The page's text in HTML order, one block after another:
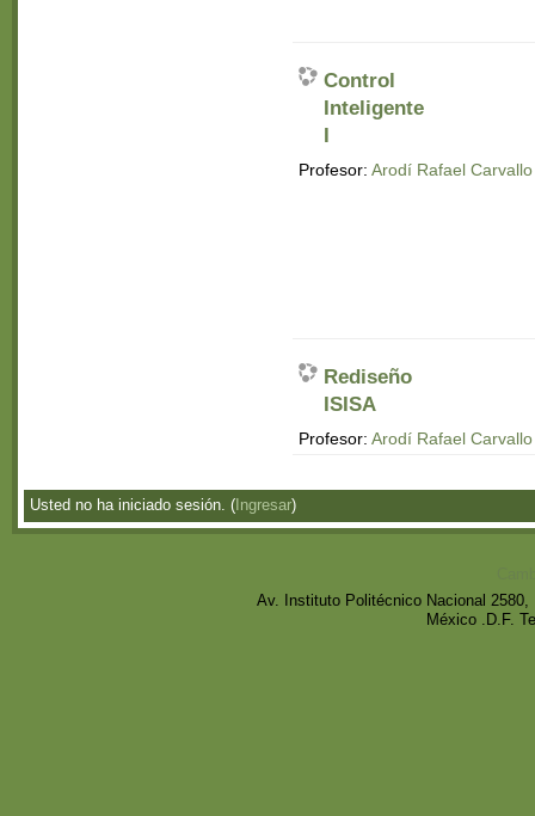
Control
Inteligente
I
Profesor: Arodí Rafael
Rediseño
ISISA
Profesor: Arodí Rafael
Usted no ha iniciado sesión. (Ingresar)
Av. Instituto Politécnico Nacional
México .D.F.